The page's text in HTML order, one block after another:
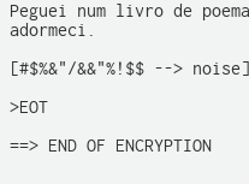
Peguei num livro de
adormeci.
[#$%&"/&&"%!$$ -->
>EOT
==> END OF ENCRYPTION